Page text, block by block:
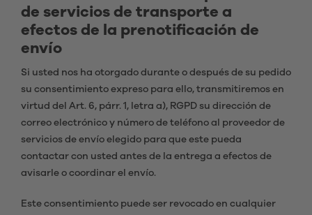
de servicios de transporte a
efectos de la prenotificación de
envío
Si usted nos ha otorgado durante o después de su pedido
su consentimiento expreso para ello, transmitiremos en
virtud del Art. 6, párr. 1, letra a), RGPD su dirección de
correo electrónico y número de teléfono al proveedor de
servicios de envío elegido para que este pueda
contactar con usted antes de la entrega a efectos de
avisarle o coordinar el envío.
Este consentimiento puede ser revocado en cualquier